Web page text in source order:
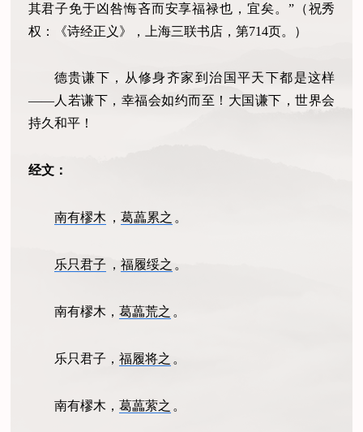
其君子免于凶咎悔吝而安享福禄也，宜矣。”（祝秀
权：《诗经正义》，上海三联书店，第714页。）
德贵谦下，从修身齐家到治国平天下都是这样
——人若谦下，幸福会如约而至！大国谦下，世界会
持久和平！
经文：
南有樛木 ， 葛藟累之 。
乐只君子 ， 福履绥之 。
南有樛木， 葛藟荒之 。
乐只君子， 福履将之 。
南有樛木， 葛藟萦之 。